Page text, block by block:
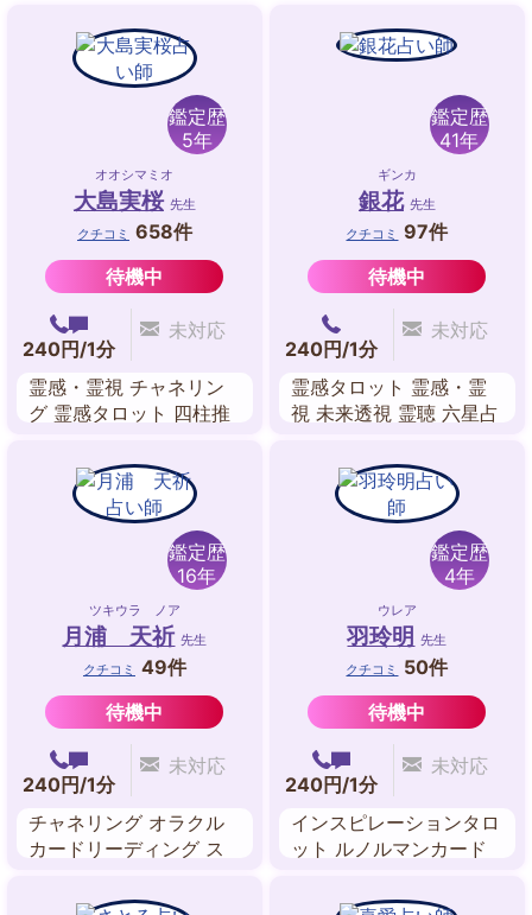
鑑定歴
5年
オオシマミオ
大島実桜 先生
クチコミ 658件
待機中
240円/1分
未対応
霊感・霊視 チャネリン
グ 霊感タロット 四柱推
タロット
鑑定歴
41年
ギンカ
銀花 先生
クチコミ
97件
待機中
240円/1分
未対応
霊感タロット 霊感・霊
視 未来透視 霊聴 六星占
鑑定歴
16年
ツキウラ ノア
月浦 天祈 先生
クチコミ 49件
待機中
240円/1分
未対応
チャネリング オラクル
カードリーディング ス
グ 波動修正 遠隔ヒーリ
鑑定歴
4年
ウレア
羽玲明 先生
クチコミ
50件
待機中
240円/1分
未対応
インスピレーションタロ
ット ルノルマンカード